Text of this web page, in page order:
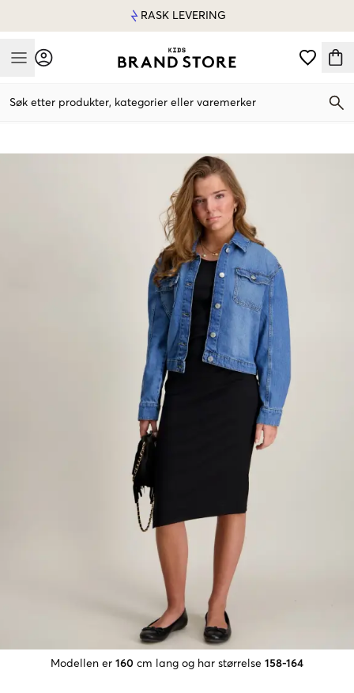
RASK LEVERING
Mobile Menu
Søk etter produkter, kategorier eller varemerker
Modellen er 160 cm lang og har størrelse 158-164